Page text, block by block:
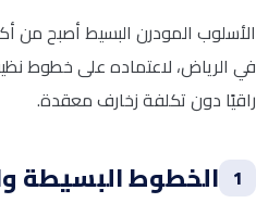
الأسلوب المودرن البسيط أصبح من
في الرياض، لاعتماده على خطوط
راقيًا دون تكلفة زخارف معقدة.
1 الخطوط البسيطة